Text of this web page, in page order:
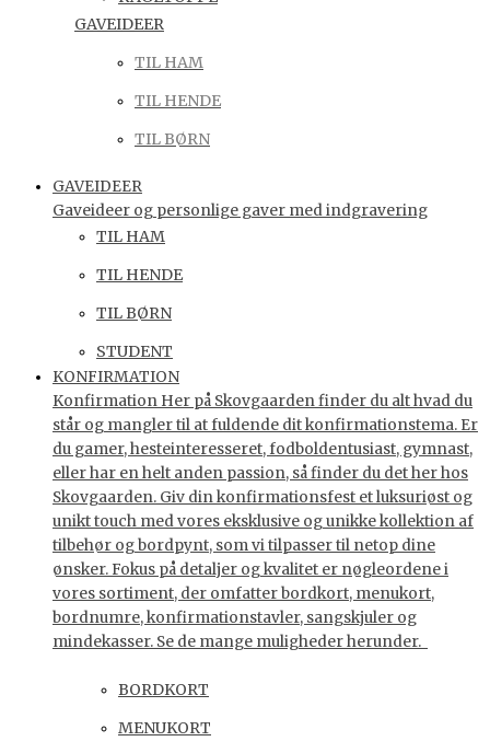
GAVEIDEER
TIL HAM
TIL HENDE
TIL BØRN
GAVEIDEER
Gaveideer og personlige gaver med indgravering
TIL HAM
TIL HENDE
TIL BØRN
STUDENT
KONFIRMATION
Konfirmation Her på Skovgaarden finder du alt hvad du
står og mangler til at fuldende dit konfirmationstema. Er
du gamer, hesteinteresseret, fodboldentusiast, gymnast,
eller har en helt anden passion, så finder du det her hos
Skovgaarden. Giv din konfirmationsfest et luksuriøst og
unikt touch med vores eksklusive og unikke kollektion af
tilbehør og bordpynt, som vi tilpasser til netop dine
ønsker. Fokus på detaljer og kvalitet er nøgleordene i
vores sortiment, der omfatter bordkort, menukort,
bordnumre, konfirmationstavler, sangskjuler og
mindekasser. Se de mange muligheder herunder.
BORDKORT
MENUKORT